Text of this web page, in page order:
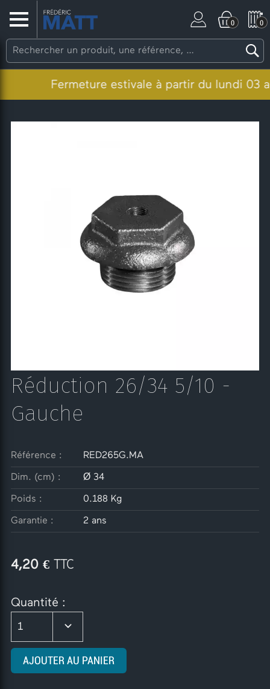
0 0
Fermeture estivale à partir du lundi 03
Réduction 26/34 5/10 -
Gauche
Référence : RED265G.MA
Dim. (cm) : Ø 34
Poids : 0.188 Kg
Garantie : 2 ans
4,20 € TTC
Quantité :
1
AJOUTER AU PANIER